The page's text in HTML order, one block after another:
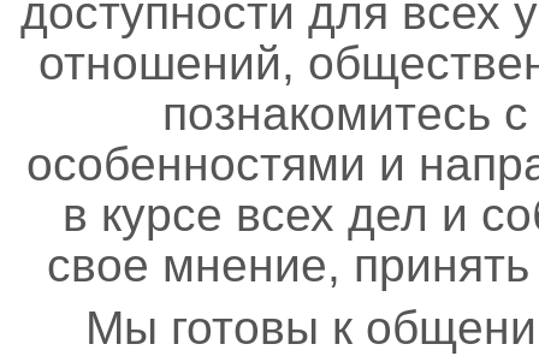
доступности для всех
отношений,
познакомитесь
особенностями и
в курсе всех дел и
свое мнение,
Мы готовы к